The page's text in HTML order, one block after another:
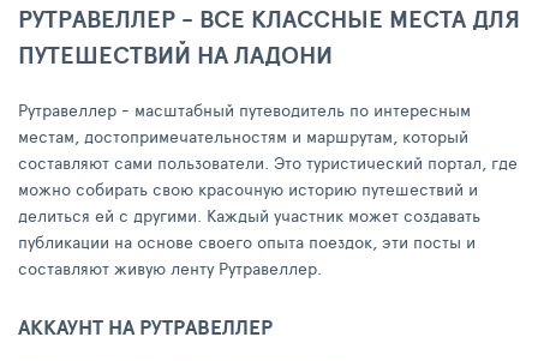
РУТРАВЕЛЛЕР - ВСЕ КЛАССНЫЕ МЕСТА ДЛЯ
ПУТЕШЕСТВИЙ НА ЛАДОНИ
Рутравеллер - масштабный путеводитель по интересным
местам, достопримечательностям и маршрутам, который
составляют сами пользователи. Это туристический портал, где
можно собирать свою красочную историю путешествий и
делиться ей с другими. Каждый участник может создавать
публикации на основе своего опыта поездок, эти посты и
составляют живую ленту Рутравеллер.
АККАУНТ НА РУТРАВЕЛЛЕР